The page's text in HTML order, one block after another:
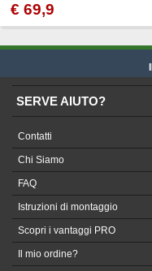
€ 69,9
SERVE AIUTO?
Contatti
Chi Siamo
FAQ
Istruzioni di montaggio
Scopri i vantaggi PRO
Il mio ordine?